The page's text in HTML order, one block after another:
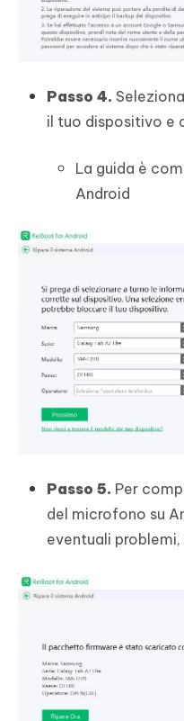
Passo 4.
il tuo dispositivo e
La guida è
Android
Passo 5. Per
del microfono su
eventuali